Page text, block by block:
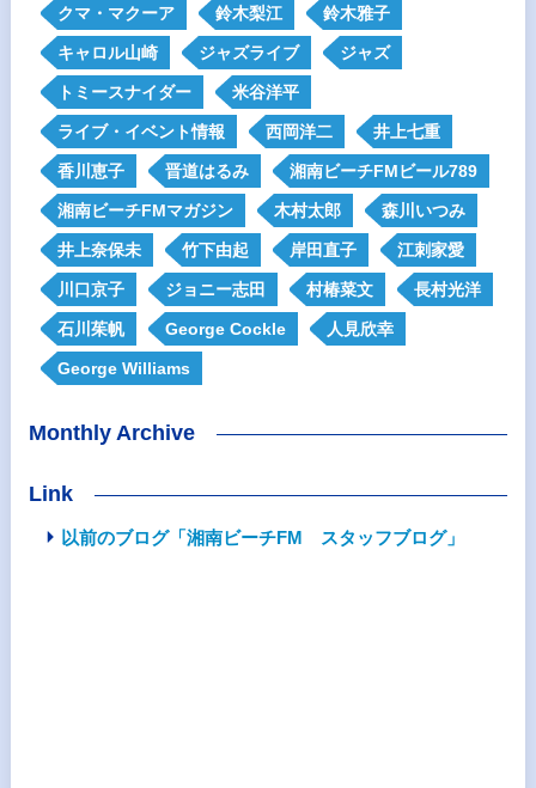
クマ・マクーア 鈴木梨江 鈴木雅子
キャロル山崎 ジャズライブ ジャズ
トミースナイダー 米谷洋平
ライブ・イベント情報 西岡洋二 井上七重
香川恵子 晋道はるみ 湘南ビーチFMビール789
湘南ビーチFMマガジン 木村太郎 森川いつみ
井上奈保未 竹下由起 岸田直子 江刺家愛
川口京子 ジョニー志田 村椿菜文 長村光洋
石川茱帆 George Cockle 人見欣幸
George Williams
Monthly Archive
Link
以前のブログ「湘南ビーチFM スタッフブログ」